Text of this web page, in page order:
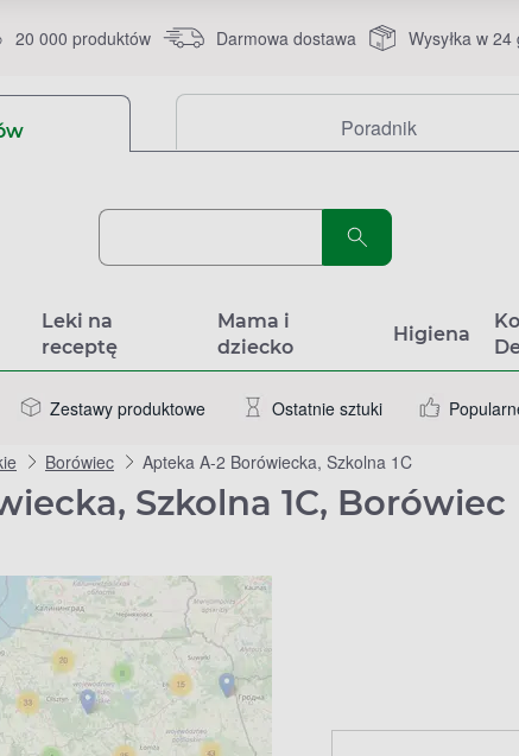
20 000 produktów Darmowa dostawa Wysyłka w
Poradnik
Leki na
receptę
Mama i
dziecko
Higiena
Zestawy produktowe Ostatnie sztuki
Borówiec Apteka A-2 Borówiecka, Szkolna 1C
Szkolna 1C, Borówiec